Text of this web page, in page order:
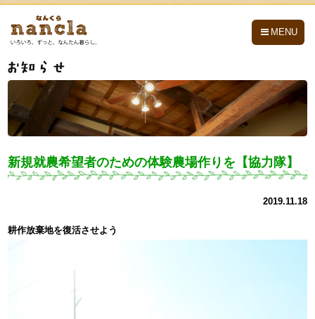
MENU
新規就農希望者のための体験農場作りを【協力隊】
2019.11.18
耕作放棄地を復活させよう